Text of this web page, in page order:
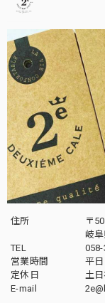
住所
〒
岐
TEL
営業時間
平
定休日
土
E-mail